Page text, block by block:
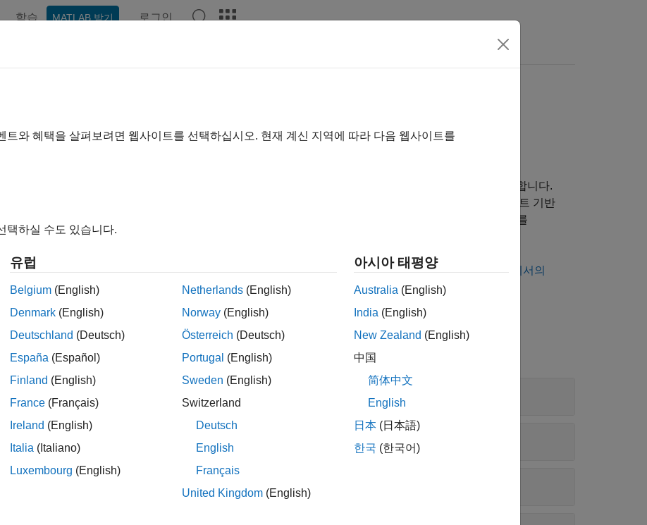
학습 MATLAB 받기 로그인
이지는 기계 번역을 사용하여 번역되었습니다. 영어 원문을 보려면 여기를 클릭하십시오.
웨어 연결 함수는 CAN 버스와의 물리적 연결을 확립하는 CAN 인터페이스 하드웨어에 대한 연결을 정의합니다.
를 사용하여 CAN 메시지를 패킹하고 송신하는 방법을 보여줍니다. 이벤트 기반
는 CAN 메시지를
고 언패킹하는 방법을 보여줍니다.
크에서 CAN 블록을 사용하여 메시지를 송신하고 수신하는 Simulink 모델 구축에 대해서는Simulink에서의
를 참조하십시오.
확장
트와 혜택을 살펴보려면 웹사이트를 선택하십시오. 현재 계신 지역에 따라 다음 웹사이트를
택하실 수도 있습니다.
유럽
Belgium (English)
Denmark (English)
Deutschland (Deutsch)
España (Español)
Finland (English)
France (Français)
Ireland (English)
Italia (Italiano)
Luxembourg (English)
Netherlands (English)
Norway (English)
Österreich (Deutsch)
Portugal (English)
Sweden (English)
Switzerland
Deutsch
English
Français
United Kingdom (English)
아시아 태평양
Australia (English)
India (English)
New Zealand (English)
中国
简体中文
English
日本 (日本語)
한국 (한국어)